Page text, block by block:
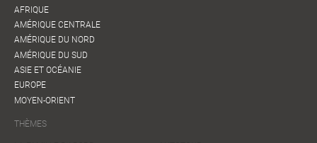
AFRIQUE
AMÉRIQUE CENTRALE
AMÉRIQUE DU NORD
AMÉRIQUE DU SUD
ASIE ET OCÉANIE
EUROPE
MOYEN-ORIENT
THÈMES